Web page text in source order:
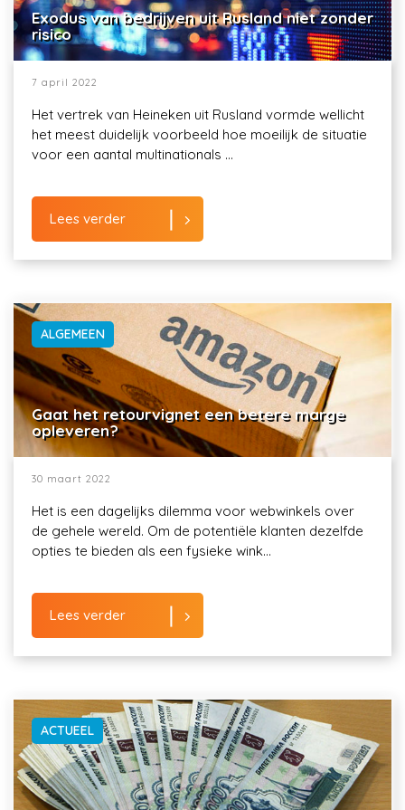
Exodus van bedrijven uit Rusland niet zonder
risico
7 april 2022
Het vertrek van Heineken uit Rusland vormde wellicht
het meest duidelijk voorbeeld hoe moeilijk de situatie
voor een aantal multinationals ...
Lees verder
ALGEMEEN
Gaat het retourvignet een betere marge
opleveren?
30 maart 2022
Het is een dagelijks dilemma voor webwinkels over
de gehele wereld. Om de potentiële klanten dezelfde
opties te bieden als een fysieke wink...
Lees verder
ACTUEEL